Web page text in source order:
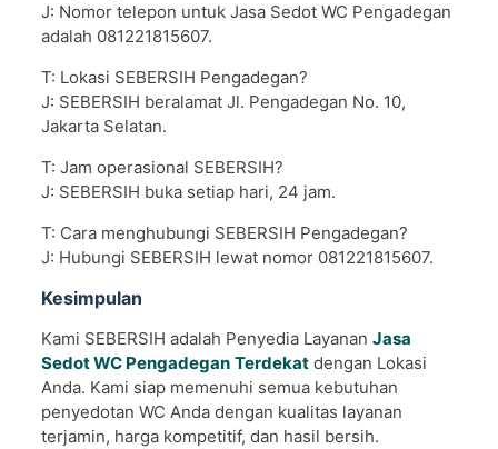
J: Nomor telepon untuk Jasa Sedot WC Pengadegan
adalah 081221815607.
T: Lokasi SEBERSIH Pengadegan?
J: SEBERSIH beralamat Jl. Pengadegan No. 10,
Jakarta Selatan.
T: Jam operasional SEBERSIH?
J: SEBERSIH buka setiap hari, 24 jam.
T: Cara menghubungi SEBERSIH Pengadegan?
J: Hubungi SEBERSIH lewat nomor 081221815607.
Kesimpulan
Kami SEBERSIH adalah Penyedia Layanan Jasa
Sedot WC Pengadegan Terdekatdengan Lokasi
Anda. Kami siap memenuhi semua kebutuhan
penyedotan WC Anda dengan kualitas layanan
terjamin, harga kompetitif, dan hasil bersih.